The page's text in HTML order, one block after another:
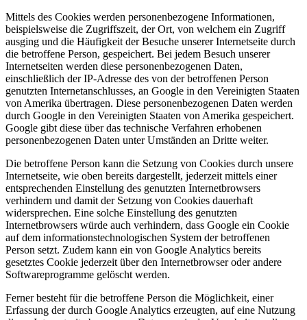
Mittels des Cookies werden personenbezogene Informationen,
beispielsweise die Zugriffszeit, der Ort, von welchem ein Zugriff
ausging und die Häufigkeit der Besuche unserer Internetseite durch
die betroffene Person, gespeichert. Bei jedem Besuch unserer
Internetseiten werden diese personenbezogenen Daten,
einschließlich der IP-Adresse des von der betroffenen Person
genutzten Internetanschlusses, an Google in den Vereinigten Staaten
von Amerika übertragen. Diese personenbezogenen Daten werden
durch Google in den Vereinigten Staaten von Amerika gespeichert.
Google gibt diese über das technische Verfahren erhobenen
personenbezogenen Daten unter Umständen an Dritte weiter.
Die betroffene Person kann die Setzung von Cookies durch unsere
Internetseite, wie oben bereits dargestellt, jederzeit mittels einer
entsprechenden Einstellung des genutzten Internetbrowsers
verhindern und damit der Setzung von Cookies dauerhaft
widersprechen. Eine solche Einstellung des genutzten
Internetbrowsers würde auch verhindern, dass Google ein Cookie
auf dem informationstechnologischen System der betroffenen
Person setzt. Zudem kann ein von Google Analytics bereits
gesetztes Cookie jederzeit über den Internetbrowser oder andere
Softwareprogramme gelöscht werden.
Ferner besteht für die betroffene Person die Möglichkeit, einer
Erfassung der durch Google Analytics erzeugten, auf eine Nutzung